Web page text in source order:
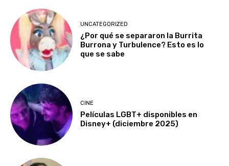
UNCATEGORIZED
¿Por qué se separaron la Burrita
Burrona y Turbulence? Esto es lo
que se sabe
CINE
Películas LGBT+ disponibles en
Disney+ (diciembre 2025)